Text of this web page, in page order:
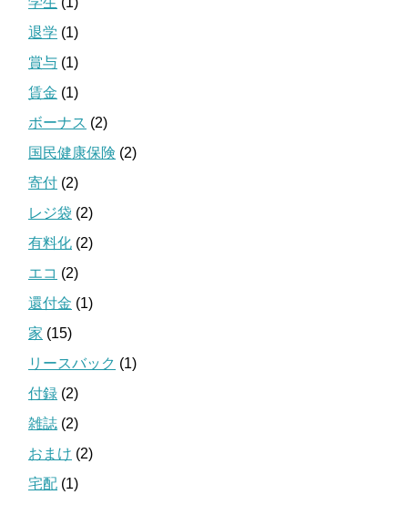
退学 (1)
賞与 (1)
賃金 (1)
ボーナス (2)
国民健康保険 (2)
寄付 (2)
レジ袋 (2)
有料化 (2)
エコ (2)
還付金 (1)
家 (15)
リースバック (1)
付録 (2)
雑誌 (2)
おまけ (2)
宅配 (1)